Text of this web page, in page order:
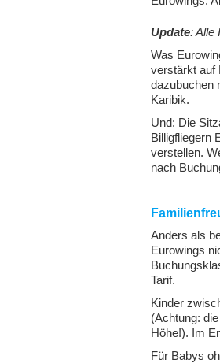
Update: Alle
Was
verstärkt auf
dazubuchen
Karibik.
Und: Die
Billigfliegern
verstellen.
nach
Anders als
Eurowings
Tarif.
Kinder
(Achtung:
Höhe!). Im
Für Babys